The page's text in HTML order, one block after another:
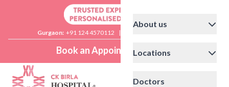
Gurgaon: +91 124 4570112 |
Book an Appointment
About us
Locations
Doctors